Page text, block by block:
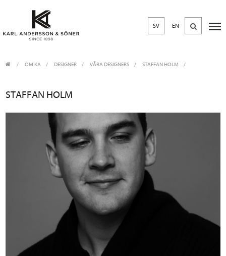
SV EN
OM KA / DESIGNER / VÅRA DESIGNERS STAFFAN HOLM
STAFFAN HOLM